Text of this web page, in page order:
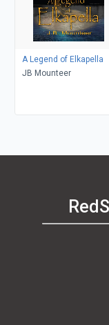
A Legend of Elkapella
JB Mounteer